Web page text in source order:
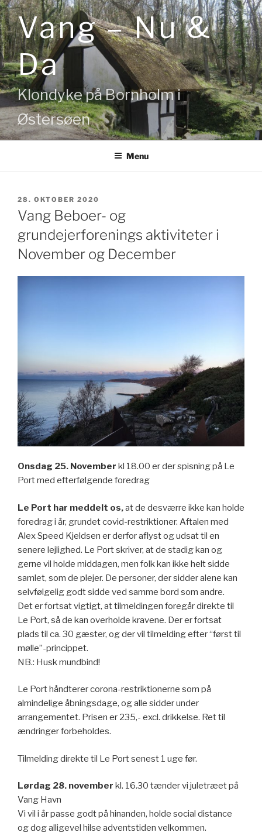
Videre
til
indholdVang – Nu &
Da
Klondyke på Bornholm i
Østersøen
Menu
UDGIVET
DEN
28. OKTOBER 2020
Vang Beboer- og
grundejerforenings aktiviteter i
November og December
Onsdag 25. November kl 18.00 er der spisning på Le
Port med efterfølgende foredrag
Le Port har meddelt os,at de desværre ikke kan holde
foredrag i år, grundet covid-restriktioner. Aftalen med
Alex Speed Kjeldsen er derfor aflyst og udsat til en
senere lejlighed. Le Port skriver, at de stadig kan og
gerne vil holde middagen, men folk kan ikke helt sidde
samlet, som de plejer. De personer, der sidder alene kan
selvfølgelig godt sidde ved samme bord som andre.
Det er fortsat vigtigt, at tilmeldingen foregår direkte til
Le Port, så de kan overholde kravene. Der er fortsat
plads til ca. 30 gæster, og der vil tilmelding efter “først til
mølle”-princippet.
NB.: Husk mundbind!
Le Port håndterer corona-restriktionerne som på
almindelige åbningsdage, og alle sidder under
arrangementet. Prisen er 235,- excl. drikkelse. Ret til
ændringer forbeholdes.
Tilmelding direkte til Le Port senest 1 uge før.
Lørdag 28. november kl. 16.30 tænder vi juletræet på
Vang Havn
Vi vil i år passe godt på hinanden, holde social distance
og dog alligevel hilse adventstiden velkommen.